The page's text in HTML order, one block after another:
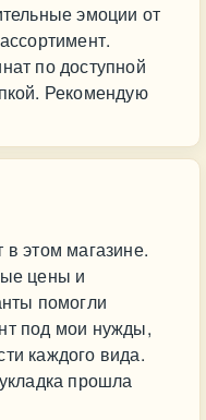
эмоции от
по доступной
Рекомендую
этом магазине.
цены и
помогли
под мои нужды,
каждого вида.
прошла